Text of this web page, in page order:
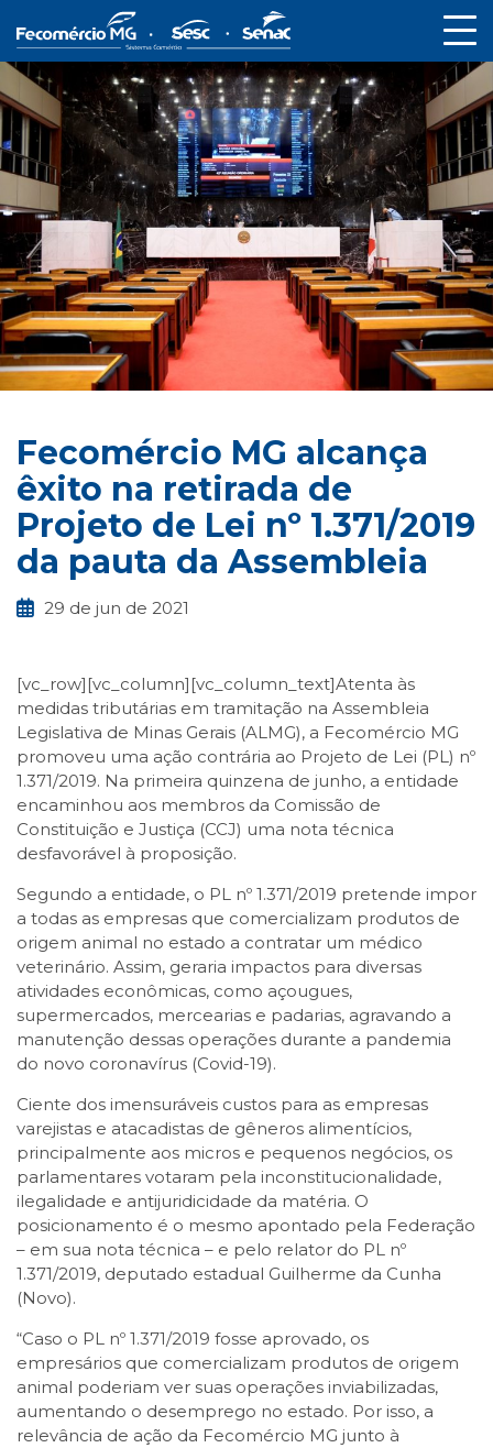
Fecomércio MG alcança
êxito na retirada de
Projeto de Lei nº 1.371/2019
da pauta da Assembleia
29 de jun de 2021
[vc_row][vc_column][vc_column_text]Atenta às
medidas tributárias em tramitação na Assembleia
Legislativa de Minas Gerais (ALMG), a Fecomércio MG
promoveu uma ação contrária ao Projeto de Lei (PL) nº
1.371/2019. Na primeira quinzena de junho, a entidade
encaminhou aos membros da Comissão de
Constituição e Justiça (CCJ) uma nota técnica
desfavorável à proposição.
Segundo a entidade, o PL nº 1.371/2019 pretende impor
a todas as empresas que comercializam produtos de
origem animal no estado a contratar um médico
veterinário. Assim, geraria impactos para diversas
atividades econômicas, como açougues,
supermercados, mercearias e padarias, agravando a
manutenção dessas operações durante a pandemia
do novo coronavírus (Covid-19).
Ciente dos imensuráveis custos para as empresas
varejistas e atacadistas de gêneros alimentícios,
principalmente aos micros e pequenos negócios, os
parlamentares votaram pela inconstitucionalidade,
ilegalidade e antijuridicidade da matéria. O
posicionamento é o mesmo apontado pela Federação
– em sua nota técnica – e pelo relator do PL nº
1.371/2019, deputado estadual Guilherme da Cunha
(Novo).
“Caso o PL nº 1.371/2019 fosse aprovado, os
empresários que comercializam produtos de origem
animal poderiam ver suas operações inviabilizadas,
aumentando o desemprego no estado. Por isso, a
relevância de ação da Fecomércio MG junto à